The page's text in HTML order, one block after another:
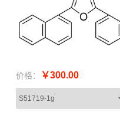
价格： ￥300.00